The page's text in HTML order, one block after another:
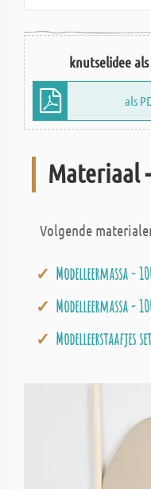
knutselidee
als
Materiaal
Volgende
Modelleermassa -
Modelleermassa -
Modelleerstaafjes